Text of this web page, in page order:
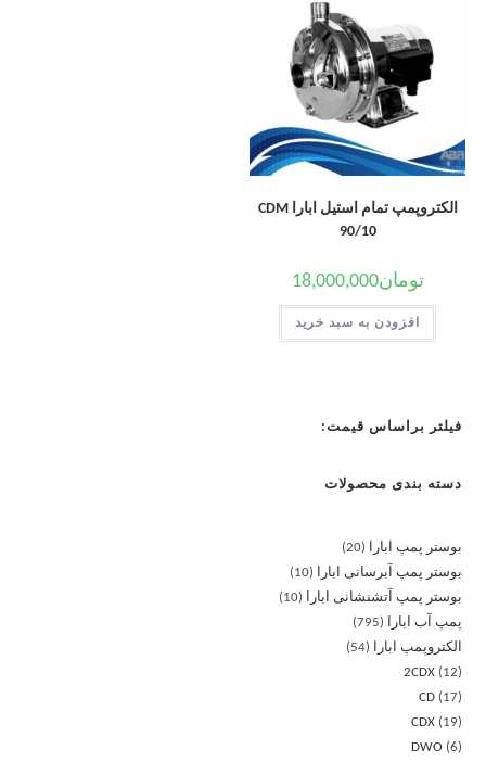
الکتروپمپ تمام استیل ابارا CDM
90/10
تومان18,000,000
افزودن به سبد خرید
فیلتر براساس قیمت:
دسته بندی محصولات
بوستر پمپ ابارا
20
بوستر پمپ آبرسانی ابارا
10
بوستر پمپ آتشنشانی ابارا
10
پمپ آب ابارا
795
الکتروپمپ ابارا
54
2CDX
12
CD
17
CDX
19
DWO
6